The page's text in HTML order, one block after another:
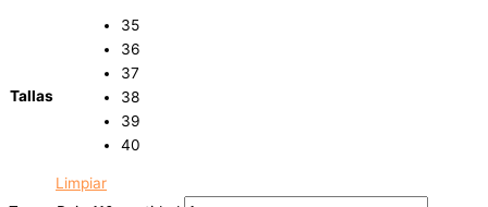
Tallas
35
36
37
38
39
40
Limpiar